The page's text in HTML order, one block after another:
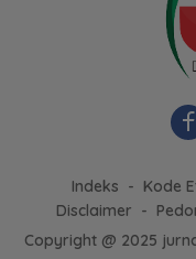
Indeks Kode
Disclaimer
Copyright @ 2025